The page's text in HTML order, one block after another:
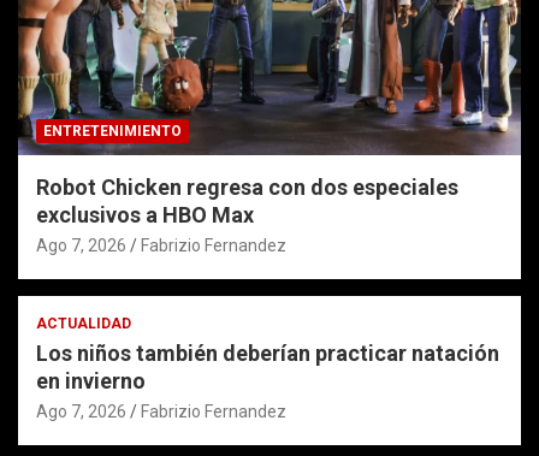
ENTRETENIMIENTO
Robot Chicken regresa con dos especiales
exclusivos a HBO Max
Ago 7, 2026 Fabrizio Fernandez
ACTUALIDAD
Los niños también deberían practicar natación
en invierno
Ago 7, 2026 Fabrizio Fernandez